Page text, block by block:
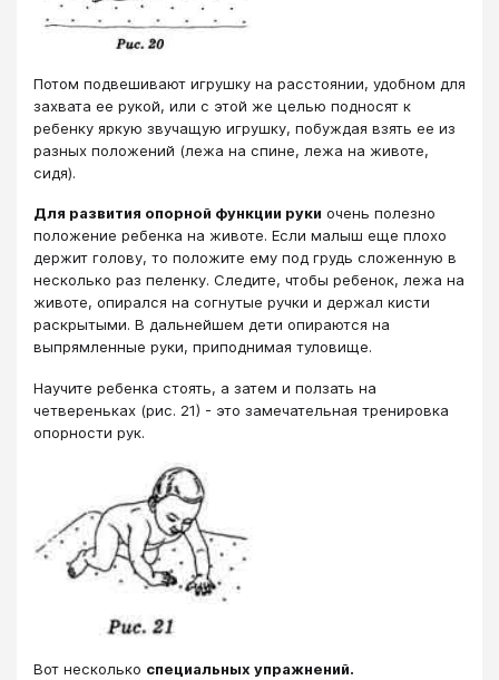
Потом подвешивают игрушку на расстоянии, удобном для
захвата ее рукой, или с этой же целью подносят к
ребенку яркую звучащую игрушку, побуждая взять ее из
разных положений (лежа на спине, лежа на животе,
сидя).
Для развития опорной функции руки очень полезно
положение ребенка на животе. Если малыш еще плохо
держит голову, то положите ему под грудь сложенную в
несколько раз пеленку. Следите, чтобы ребенок, лежа на
животе, опирался на согнутые ручки и держал кисти
раскрытыми. В дальнейшем дети опираются на
выпрямленные руки, приподнимая туловище.
Научите ребенка стоять, а затем и ползать на
четвереньках (рис. 21) - это замечательная тренировка
опорности рук.
Вот несколько специальных упражнений.